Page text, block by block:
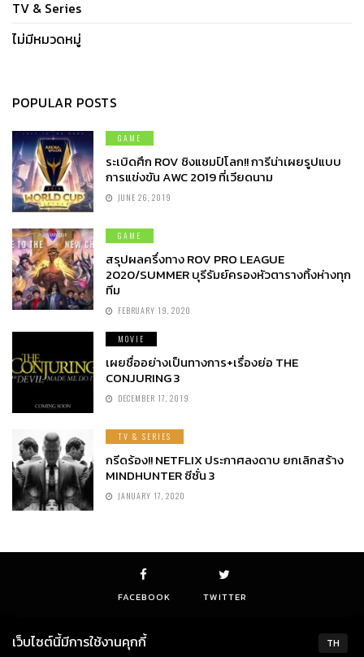
TV & Series
ไม่มีหมวดหมู่
POPULAR POSTS
GAME
ระเบิดศึก ROV ชิงแชมป์โลก!! การีน่าเผยรูปแบบ
การแข่งขัน AWC 2019 ที่เวียดนาม
JUNE 26, 2019
GAME
สรุปผลครึ่งทาง ROV PRO LEAGUE
2020/SUMMER บุรีรัมย์ครองหัวตารางทิ้งห่างทุก
ทีม
FEBRUARY 19, 2020
MOVIE
เผยชื่ออย่างเป็นทางการ+เรื่องย่อ THE
CONJURING 3
DECEMBER 17, 2019
TV & SERIES
กรีดร้อง!! NETFLIX ประกาศลงดาบ ยกเลิกสร้าง
MINDHUNTER ซีซั่น 3
JANUARY 17, 2020
FACEBOOK TWITTER
TH
เว็บไซต์นี้มีการใช้งานคุกกี้